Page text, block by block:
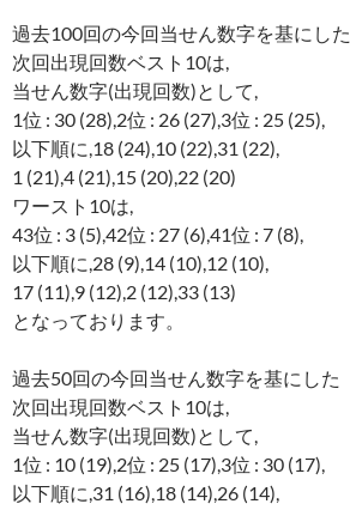
過去100回の今回当せん数字を基にした
次回出現回数ベスト10は,
当せん数字(出現回数)として,
1位 : 30 (28),2位 : 26 (27),3位 : 25 (25),
以下順に,18 (24),10 (22),31 (22),
1 (21),4 (21),15 (20),22 (20)
ワースト10は,
43位 : 3 (5),42位 : 27 (6),41位 : 7 (8),
以下順に,28 (9),14 (10),12 (10),
17 (11),9 (12),2 (12),33 (13)
となっております。
過去50回の今回当せん数字を基にした
次回出現回数ベスト10は,
当せん数字(出現回数)として,
1位 : 10 (19),2位 : 25 (17),3位 : 30 (17),
以下順に,31 (16),18 (14),26 (14),